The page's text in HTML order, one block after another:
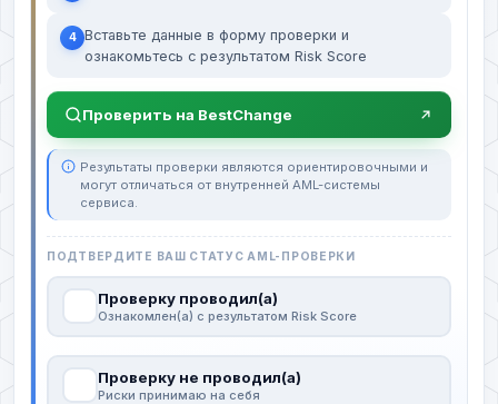
4 Вставьте данные в форму проверки и
ознакомьтесь с результатом Risk Score
Проверить на BestChange
Результаты проверки являются ориентировочными и
могут отличаться от внутренней AML-системы
сервиса.
ПОДТВЕРДИТЕ ВАШ СТАТУС AML-ПРОВЕРКИ
Проверку проводил(а)
Ознакомлен(а) с результатом Risk Score
Проверку не проводил(а)
Риски принимаю на себя